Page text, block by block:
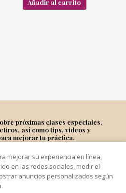
Añadir al carrito
próximas clases especiales,
así como tips, videos y
mejorar tu práctica.
Suscríbete
mejorar su experiencia en línea,
en las redes sociales, medir el
anuncios personalizados según